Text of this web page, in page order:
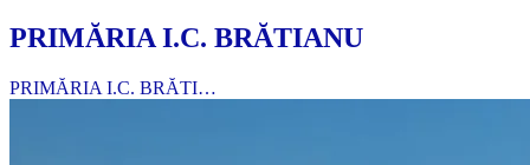
PRIMĂRIA I.C. BRĂTIANU
PRIMĂRIA I.C. BRĂTI…